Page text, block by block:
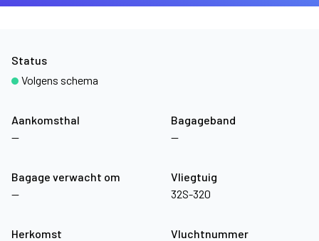
Aankomsthal
—
Bagageband
—
Bagage verwacht om
—
Vliegtuig
32S-320
Status
Volgens schema
Herkomst
Vluchtnummer